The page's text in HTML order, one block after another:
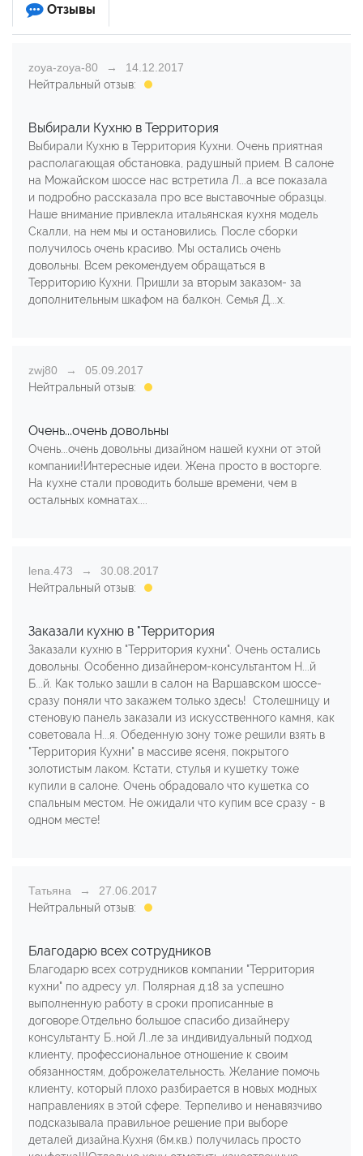
Отзывы
zoya-zoya-80
14.12.2017
Нейтральный отзыв:
Выбирали Кухню в Территория
Выбирали Кухню в Территория Кухни. Очень приятная
располагающая обстановка, радушный прием. В салоне
на Можайском шоссе нас встретила Л...а все показала
и подробно рассказала про все выставочные образцы.
Наше внимание привлекла итальянская кухня модель
Скалли, на нем мы и остановились. После сборки
получилось очень красиво. Мы остались очень
довольны. Всем рекомендуем обращаться в
Территорию Кухни. Пришли за вторым заказом- за
дополнительным шкафом на балкон. Семья Д...х.
zwj80
05.09.2017
Нейтральный отзыв:
Очень...очень довольны
Очень...очень довольны дизайном нашей кухни от этой
компании!Интересные идеи. Жена просто в восторге.
На кухне стали проводить больше времени, чем в
остальных комнатах....
lena.473
30.08.2017
Нейтральный отзыв:
Заказали кухню в "Территория
Заказали кухню в "Территория кухни". Очень остались
довольны. Особенно дизайнером-консультантом Н...й
Б...й. Как только зашли в салон на Варшавском шоссе-
сразу поняли что закажем только здесь! Столешницу и
стеновую панель заказали из искусственного камня, как
советовала Н...я. Обеденную зону тоже решили взять в
"Территория Кухни" в массиве ясеня, покрытого
золотистым лаком. Кстати, стулья и кушетку тоже
купили в салоне. Очень обрадовало что кушетка со
спальным местом. Не ожидали что купим все сразу - в
одном месте!
Татьяна
27.06.2017
Нейтральный отзыв:
Благодарю всех сотрудников
Благодарю всех сотрудников компании "Территория
кухни" по адресу ул. Полярная д.18 за успешно
выполненную работу в сроки прописанные в
договоре.Отдельно большое спасибо дизайнеру
консультанту Б..ной Л..ле за индивидуальный подход
клиенту, профессиональное отношение к своим
обязанностям, доброжелательность. Желание помочь
клиенту, который плохо разбирается в новых модных
направлениях в этой сфере. Терпеливо и ненавязчиво
подсказывала правильное решение при выборе
деталей дизайна.Кухня (6м.кв.) получилась просто